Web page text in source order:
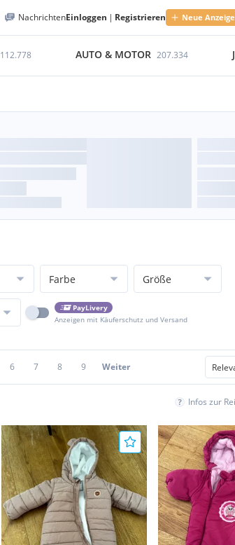
NachrichtenEinloggen | Registrieren Neue
112.778 AUTO & MOTOR 207.334
Farbe Größe
PayLivery
Anzeigen mit Käuferschutz und Versand
6 7 8 9 Weiter
Infos zur